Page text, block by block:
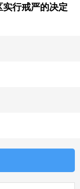
实行戒严的决定